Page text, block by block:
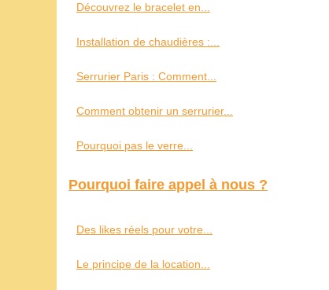
Découvrez le bracelet en...
Installation de chaudières :...
Serrurier Paris : Comment...
Comment obtenir un serrurier...
Pourquoi pas le verre...
Pourquoi faire appel à nous ?
Des likes réels pour votre...
Le principe de la location...